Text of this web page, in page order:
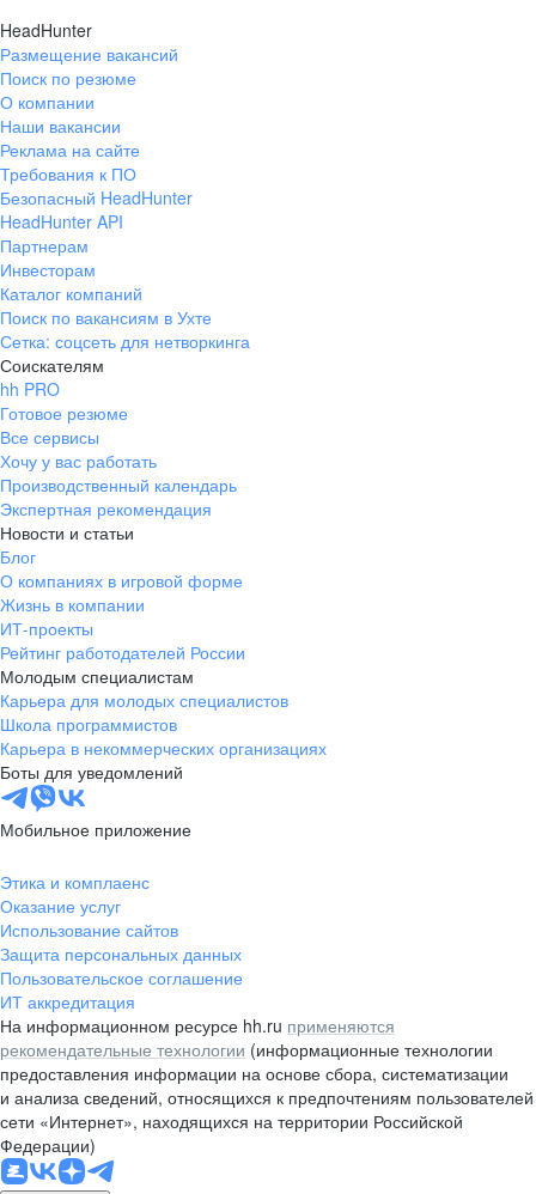
HeadHunter
Размещение вакансий
Поиск по резюме
О компании
Наши вакансии
Реклама на сайте
Требования к ПО
Безопасный HeadHunter
HeadHunter API
Партнерам
Инвесторам
Каталог компаний
Поиск по вакансиям в Ухте
Сетка: соцсеть для нетворкинга
Соискателям
hh PRO
Готовое резюме
Все сервисы
Хочу у вас работать
Производственный календарь
Экспертная рекомендация
Новости и статьи
Блог
О компаниях в игровой форме
Жизнь в компании
ИТ-проекты
Рейтинг работодателей России
Молодым специалистам
Карьера для молодых специалистов
Школа программистов
Карьера в некоммерческих организациях
Боты для уведомлений
Мобильное приложение
Этика и комплаенс
Оказание услуг
Использование сайтов
Защита персональных данных
Пользовательское соглашение
ИТ аккредитация
На информационном ресурсе hh.ru применяются
рекомендательные технологии (информационные технологии
предоставления информации на основе сбора, систематизации
и анализа сведений, относящихся к предпочтениям пользователей
сети «Интернет», находящихся на территории Российской
Федерации)